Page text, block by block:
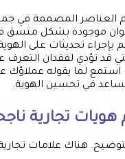
العناصر المصممة في
موجودة بشكل متسق
بإجراء تحديثات على
قد تؤدي لفقدان التعرف
استمع لما يقوله عملاؤك
في تحسين الهوية.
تجارية
هناك علامات